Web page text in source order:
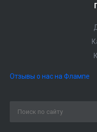
Отзывы о нас на Флампе